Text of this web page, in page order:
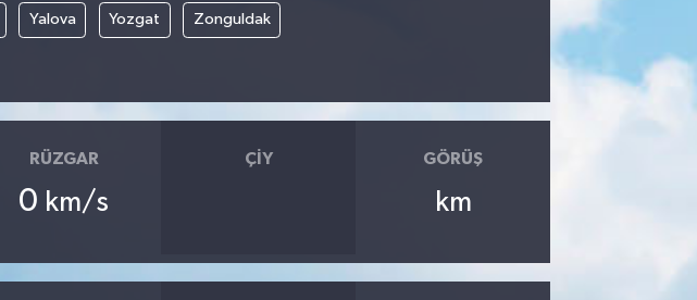
Yalova Yozgat Zonguldak
RÜZGAR
0 km/s
ÇIY GÖRÜŞ
km